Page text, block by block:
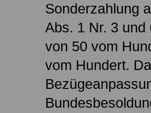
Sonderzahlung
Abs. 1 Nr. 3
von 50 vom
vom Hundert.